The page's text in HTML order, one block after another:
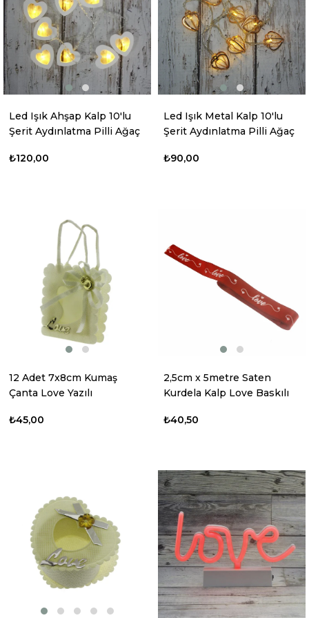
Led Işık Ahşap Kalp 10'lu
Şerit Aydınlatma Pilli Ağaç
₺120,00
Led Işık Metal Kalp 10'lu
Şerit Aydınlatma Pilli Ağaç
₺90,00
12 Adet 7x8cm Kumaş
Çanta Love Yazılı
₺45,00
2,5cm x 5metre Saten
Kurdela Kalp Love Baskılı
₺40,50